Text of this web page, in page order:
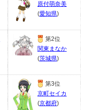
原付萌奈美
(愛知県)
第2位
関東まなか
(茨城県)
第3位
京町セイカ
(京都府)